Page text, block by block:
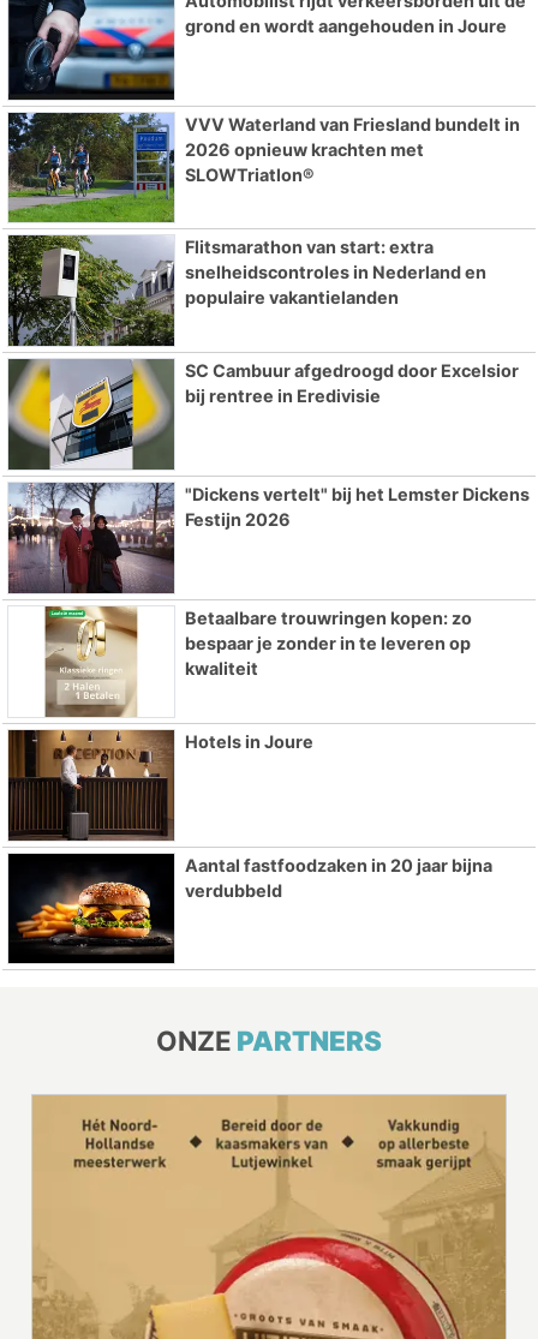
grond en wordt aangehouden in Joure
VVV Waterland van Friesland bundelt in
2026 opnieuw krachten met
SLOWTriatlon®
Flitsmarathon van start: extra
snelheidscontroles in Nederland en
populaire vakantielanden
SC Cambuur afgedroogd door Excelsior
bij rentree in Eredivisie
"Dickens vertelt" bij het Lemster Dickens
Festijn 2026
Betaalbare trouwringen kopen: zo
bespaar je zonder in te leveren op
kwaliteit
Hotels in Joure
Aantal fastfoodzaken in 20 jaar bijna
verdubbeld
ONZE PARTNERS